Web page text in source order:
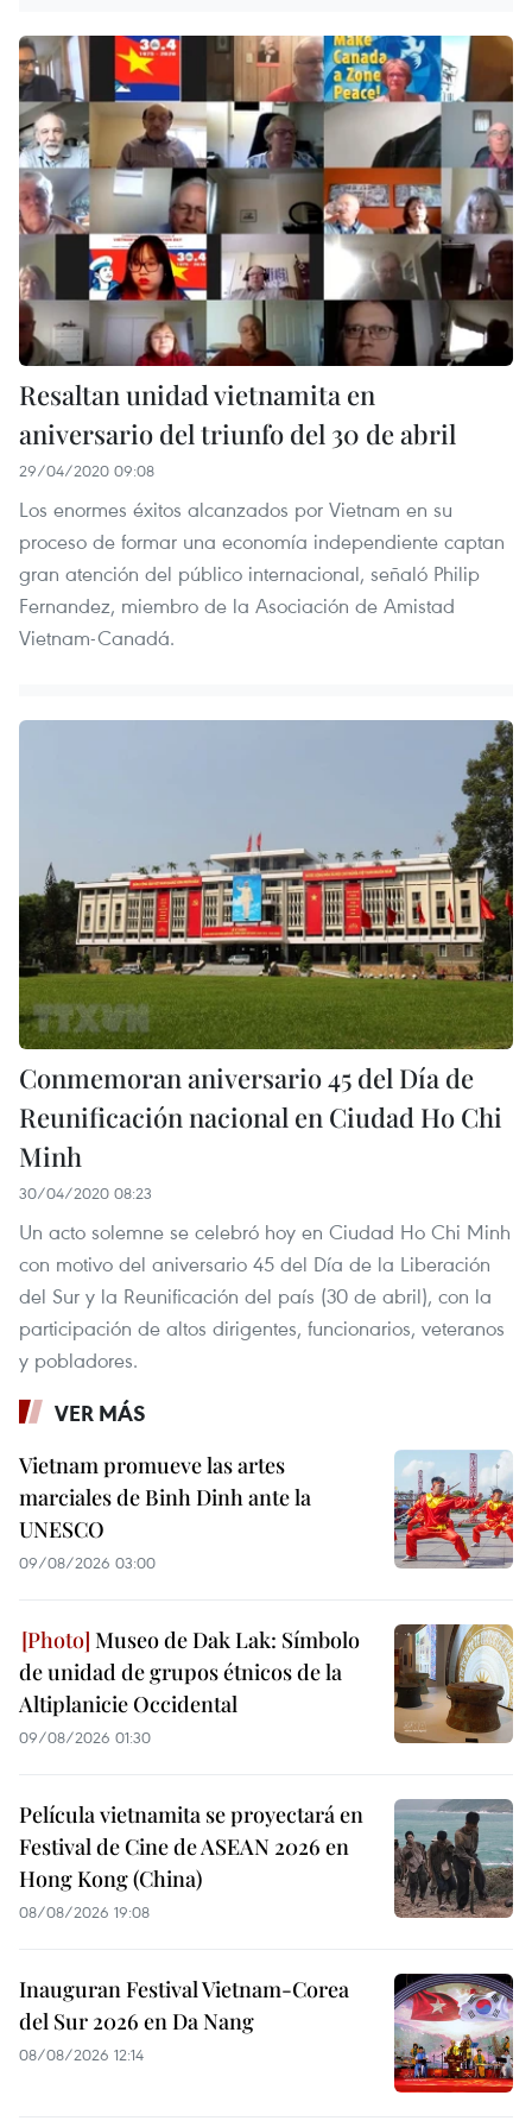
Resaltan unidad vietnamita en
aniversario del triunfo del 30 de abril
29/04/2020 09:08
Los enormes éxitos alcanzados por Vietnam en su
proceso de formar una economía independiente captan
gran atención del público internacional, señaló Philip
Fernandez, miembro de la Asociación de Amistad
Vietnam-Canadá.
Conmemoran aniversario 45 del Día de
Reunificación nacional en Ciudad Ho Chi
Minh
30/04/2020 08:23
Un acto solemne se celebró hoy en Ciudad Ho Chi Minh
con motivo del aniversario 45 del Día de la Liberación
del Sur y la Reunificación del país (30 de abril), con la
participación de altos dirigentes, funcionarios, veteranos
y pobladores.
VER MÁS
Vietnam promueve las artes
marciales de Binh Dinh ante la
UNESCO
09/08/2026 03:00
Museo de Dak Lak: Símbolo
de unidad de grupos étnicos de la
Altiplanicie Occidental
09/08/2026 01:30
Película vietnamita se proyectará en
Festival de Cine de ASEAN 2026 en
Hong Kong (China)
08/08/2026 19:08
Inauguran Festival Vietnam-Corea
del Sur 2026 en Da Nang
08/08/2026 12:14